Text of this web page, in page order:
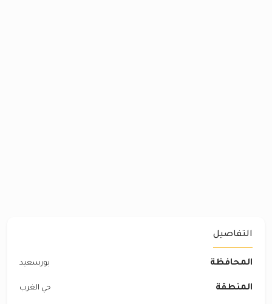
التفاصيل
المحافظة بورسعيد
المنطقة حي الغرب